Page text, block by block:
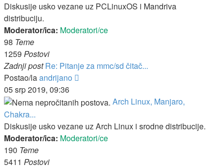
Diskusije usko vezane uz PCLinuxOS i Mandriva
distribuciju.
Moderator/ica: Moderatori/ce
98 Teme
1259 Postovi
Zadnji post Re: Pitanje za mmc/sd čitač...
Postao/laandrijano
05 srp 2019, 09:36
Arch Linux, Manjaro,
Chakra...
Diskusije usko vezane uz Arch Linux i srodne distribucije.
Moderator/ica: Moderatori/ce
190 Teme
5411 Postovi